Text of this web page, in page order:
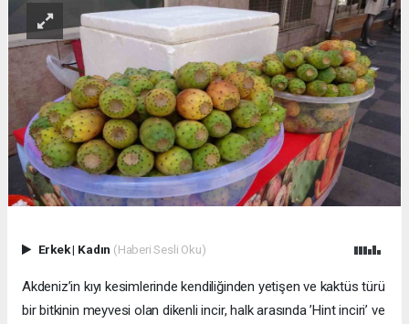
Erkek| Kadın (Haberi Sesli Oku)
Akdeniz’in kıyı kesimlerinde kendiliğinden yetişen ve kaktüs türü
bir bitkinin meyvesi olan dikenli incir, halk arasında ’Hint inciri’ ve